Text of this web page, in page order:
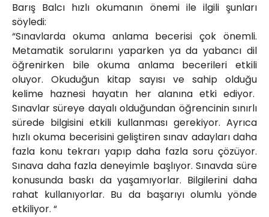
Barış Balcı hızlı okumanın önemi ile ilgili şunları
söyledi:
“Sınavlarda okuma anlama becerisi çok önemli.
Metamatik sorularını yaparken ya da yabancı dil
öğrenirken bile okuma anlama becerileri etkili
oluyor. Okuduğun kitap sayısı ve sahip olduğu
kelime haznesi hayatın her alanına etki ediyor.
Sınavlar süreye dayalı olduğundan öğrencinin sınırlı
sürede bilgisini etkili kullanması gerekiyor. Ayrıca
hızlı okuma becerisini geliştiren sınav adayları daha
fazla konu tekrarı yapıp daha fazla soru çözüyor.
Sınava daha fazla deneyimle başlıyor. Sınavda süre
konusunda baskı da yaşamıyorlar. Bilgilerini daha
rahat kullanıyorlar. Bu da başarıyı olumlu yönde
etkiliyor. “